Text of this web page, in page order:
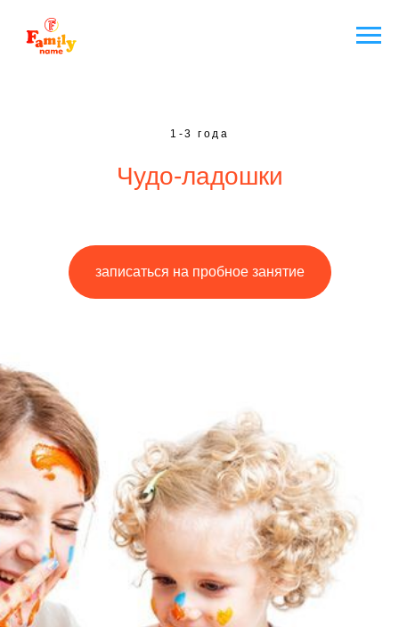
1-3 года
Чудо-ладошки
записаться на пробное занятие